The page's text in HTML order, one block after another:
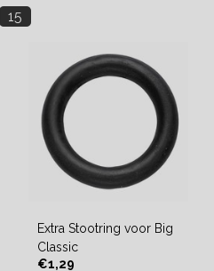
15
Extra Stootring voor Big
Classic
€1,29